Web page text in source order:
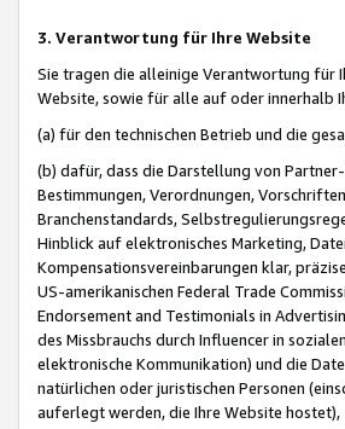
3. Verantwortung für Ihre Website
Sie tragen die alleinige Verantwortung für
Website, sowie für alle auf oder innerhalb
(a) für den technischen Betrieb und die
(b) dafür, dass die Darstellung von
Bestimmungen, Verordnungen,
Branchenstandards,
Hinblick auf elektronisches Marketing,
Kompensationsvereinbarungen klar,
US-amerikanischen Federal Trade
Endorsement and Testimonials in
des Missbrauchs durch Influencer in
elektronische Kommunikation) und die
natürlichen oder juristischen Personen
auferlegt werden, die Ihre Website hostet),